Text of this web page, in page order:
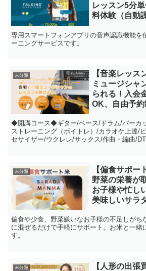
レッスン5分
料体験（自動
専用スマートフォンアプリの音声認識機能を
ーニングサービスです。
未分類
【音楽レッス
ミュージシャ
られる！入会
OK、自由予約
◆開講コース◆ギター/ベース/ドラム/パーカ
ストレーニング（ボイトレ）/カラオケ上達/
セサイザー/ウクレレ/サックス/作曲・編曲/
未分類
【偏食サポー
野菜の栄養が
お子様や忙し
美味しいサラ
偏食や少食、野菜嫌いなお子様の不足しがち
に混ぜるだけで手軽にサポート。お米と一緒
す。
未分類
【人形の出張